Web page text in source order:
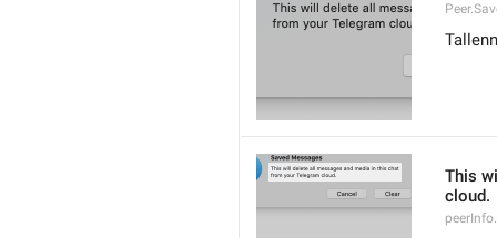
This
cloud.